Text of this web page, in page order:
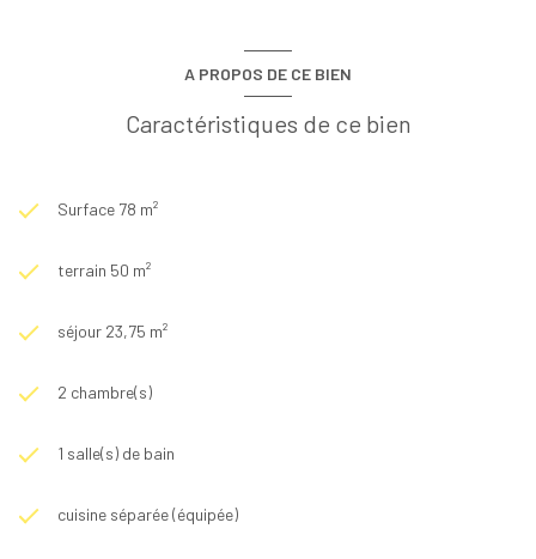
A PROPOS DE CE BIEN
Caractéristiques de ce bien
Surface 78 m²
terrain 50 m²
séjour 23,75 m²
2 chambre(s)
1 salle(s) de bain
cuisine séparée (équipée)